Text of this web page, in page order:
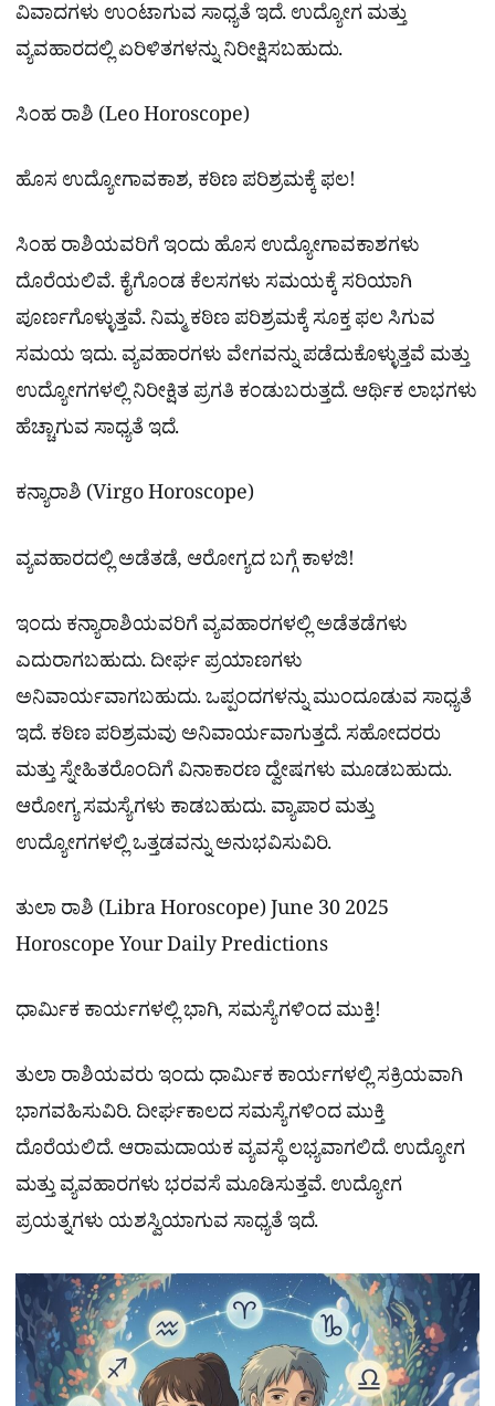
ವಿವಾದಗಳು ಉಂಟಾಗುವ ಸಾಧ್ಯತೆ ಇದೆ. ಉದ್ಯೋಗ ಮತ್ತು
ವ್ಯವಹಾರದಲ್ಲಿ ಏರಿಳಿತಗಳನ್ನು ನಿರೀಕ್ಷಿಸಬಹುದು.
ಸಿಂಹ ರಾಶಿ (Leo Horoscope)
ಹೊಸ ಉದ್ಯೋಗಾವಕಾಶ, ಕಠಿಣ ಪರಿಶ್ರಮಕ್ಕೆ ಫಲ!
ಸಿಂಹ ರಾಶಿಯವರಿಗೆ ಇಂದು ಹೊಸ ಉದ್ಯೋಗಾವಕಾಶಗಳು
ದೊರೆಯಲಿವೆ. ಕೈಗೊಂಡ ಕೆಲಸಗಳು ಸಮಯಕ್ಕೆ ಸರಿಯಾಗಿ
ಪೂರ್ಣಗೊಳ್ಳುತ್ತವೆ. ನಿಮ್ಮ ಕಠಿಣ ಪರಿಶ್ರಮಕ್ಕೆ ಸೂಕ್ತ ಫಲ ಸಿಗುವ
ಸಮಯ ಇದು. ವ್ಯವಹಾರಗಳು ವೇಗವನ್ನು ಪಡೆದುಕೊಳ್ಳುತ್ತವೆ ಮತ್ತು
ಉದ್ಯೋಗಗಳಲ್ಲಿ ನಿರೀಕ್ಷಿತ ಪ್ರಗತಿ ಕಂಡುಬರುತ್ತದೆ. ಆರ್ಥಿಕ ಲಾಭಗಳು
ಹೆಚ್ಚಾಗುವ ಸಾಧ್ಯತೆ ಇದೆ.
ಕನ್ಯಾರಾಶಿ (Virgo Horoscope)
ವ್ಯವಹಾರದಲ್ಲಿ ಅಡೆತಡೆ, ಆರೋಗ್ಯದ ಬಗ್ಗೆ ಕಾಳಜಿ!
ಇಂದು ಕನ್ಯಾರಾಶಿಯವರಿಗೆ ವ್ಯವಹಾರಗಳಲ್ಲಿ ಅಡೆತಡೆಗಳು
ಎದುರಾಗಬಹುದು. ದೀರ್ಘ ಪ್ರಯಾಣಗಳು
ಅನಿವಾರ್ಯವಾಗಬಹುದು. ಒಪ್ಪಂದಗಳನ್ನು ಮುಂದೂಡುವ ಸಾಧ್ಯತೆ
ಇದೆ. ಕಠಿಣ ಪರಿಶ್ರಮವು ಅನಿವಾರ್ಯವಾಗುತ್ತದೆ. ಸಹೋದರರು
ಮತ್ತು ಸ್ನೇಹಿತರೊಂದಿಗೆ ವಿನಾಕಾರಣ ದ್ವೇಷಗಳು ಮೂಡಬಹುದು.
ಆರೋಗ್ಯ ಸಮಸ್ಯೆಗಳು ಕಾಡಬಹುದು. ವ್ಯಾಪಾರ ಮತ್ತು
ಉದ್ಯೋಗಗಳಲ್ಲಿ ಒತ್ತಡವನ್ನು ಅನುಭವಿಸುವಿರಿ.
ತುಲಾ ರಾಶಿ (Libra Horoscope) June 30 2025
Horoscope Your Daily Predictions
ಧಾರ್ಮಿಕ ಕಾರ್ಯಗಳಲ್ಲಿ ಭಾಗಿ, ಸಮಸ್ಯೆಗಳಿಂದ ಮುಕ್ತಿ!
ತುಲಾ ರಾಶಿಯವರು ಇಂದು ಧಾರ್ಮಿಕ ಕಾರ್ಯಗಳಲ್ಲಿ ಸಕ್ರಿಯವಾಗಿ
ಭಾಗವಹಿಸುವಿರಿ. ದೀರ್ಘಕಾಲದ ಸಮಸ್ಯೆಗಳಿಂದ ಮುಕ್ತಿ
ದೊರೆಯಲಿದೆ. ಆರಾಮದಾಯಕ ವ್ಯವಸ್ಥೆ ಲಭ್ಯವಾಗಲಿದೆ. ಉದ್ಯೋಗ
ಮತ್ತು ವ್ಯವಹಾರಗಳು ಭರವಸೆ ಮೂಡಿಸುತ್ತವೆ. ಉದ್ಯೋಗ
ಪ್ರಯತ್ನಗಳು ಯಶಸ್ವಿಯಾಗುವ ಸಾಧ್ಯತೆ ಇದೆ.